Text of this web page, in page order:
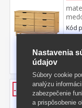
Kód
237
-59%
Nastavenia
údajov
Súbory cookie
analýzu
zabezpečenie
a prispôsobenie